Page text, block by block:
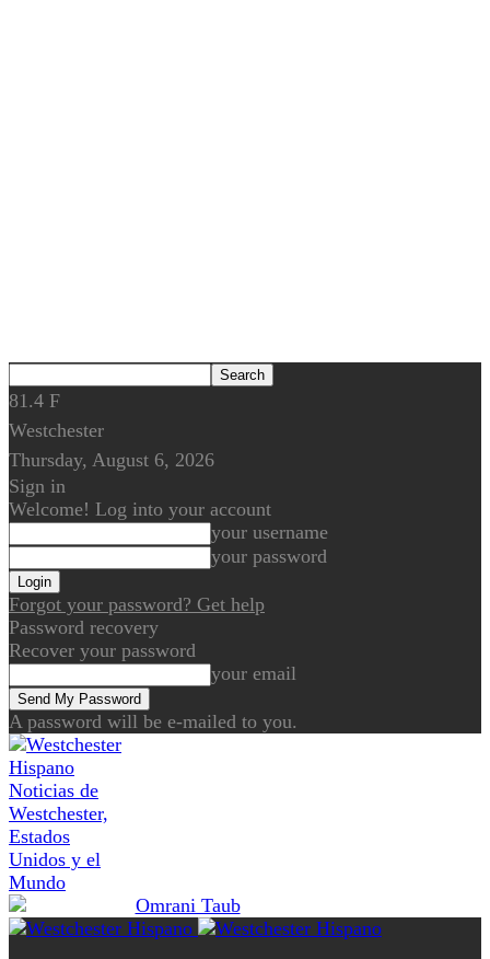
81.4 F
Westchester
Thursday, August 6, 2026
Sign in
Welcome! Log into your account
your username
your password
Forgot your password? Get help
Password recovery
Recover your password
your email
A password will be e-mailed to you.
Noticias de
Westchester,
Estados
Unidos y el
Mundo